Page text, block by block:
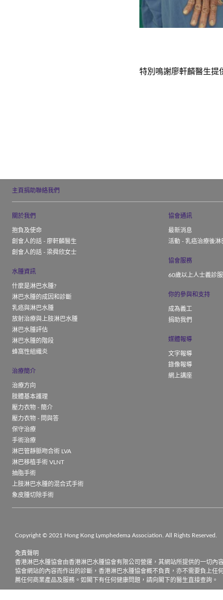
特別鳴謝廖軒麟醫生提
主頁捐助聯絡我們
關於我們
抱負及使命
創會人的話 - 廖軒麟醫生
創會人的話 - 梁舜欣女士
水腫資訊
什麼是淋巴水腫?
淋巴水腫的成因和診斷
乳癌與淋巴水腫
放射治療與上肢淋巴水腫
淋巴水腫評估
淋巴水腫的階段
蜂窩性組織炎
治療簡介
治療方向
肢體基本護理
壓力衣物 - 簡介
壓力衣物 - 問與答
保守治療
手術治療
淋巴管靜脈吻合術 LVA
淋巴移植手術 VLNT
抽脂手術
上肢淋巴水腫的混合式手術
象皮腫切除手術
協會通訊
最新消息
活動 - 乳癌治療後
協會服務
60歲以上人士義診
你的參與和支持
成為義工
捐助我們
媒體報導
文字報導
錄像報導
網上講座
Copyright © 2021 Hong Kong Lymphedema Association. All Rights Reserved.
免責聲明
香港淋巴水腫協會由香港淋巴水腫協會有限公司營運，其網站所提供的一切
協會網站的內容而作出的診斷，香港淋巴水腫協會概不負責，亦不需要負上
薦任何商業產品及服務。如閣下有任何健康問題，請向閣下的醫生直接查詢。